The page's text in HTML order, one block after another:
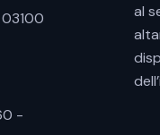
-
al